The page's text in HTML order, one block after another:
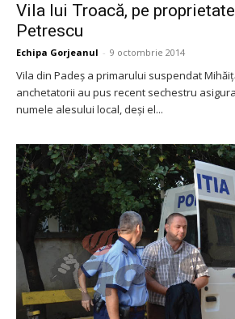
Vila lui Troacă, pe
Petrescu
Echipa Gorjeanul - 9 octombrie 2014
Vila din Padeş a primarului suspendat
anchetatorii au pus recent sechestru
numele alesului local, deşi el...